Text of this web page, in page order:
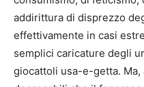
addirittura di disprezzo
effettivamente in casi
semplici caricature degli
giocattoli usa-e-getta.